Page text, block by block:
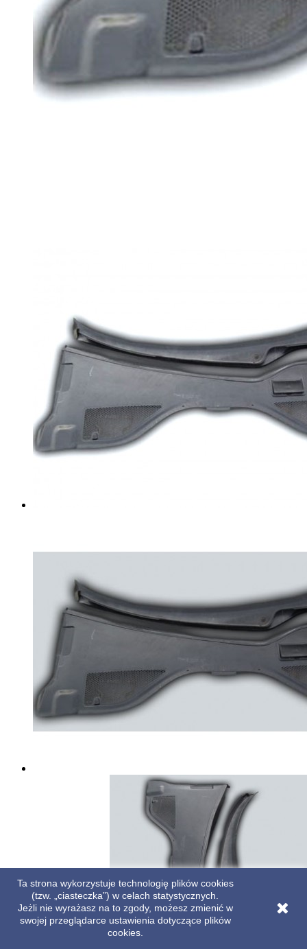
Ta strona wykorzystuje technologię plików cookies
(tzw. „ciasteczka”) w celach statystycznych.
Jeżli nie wyrażasz na to zgody, możesz zmienić w
swojej przeglądarce ustawienia dotyczące plików
cookies.